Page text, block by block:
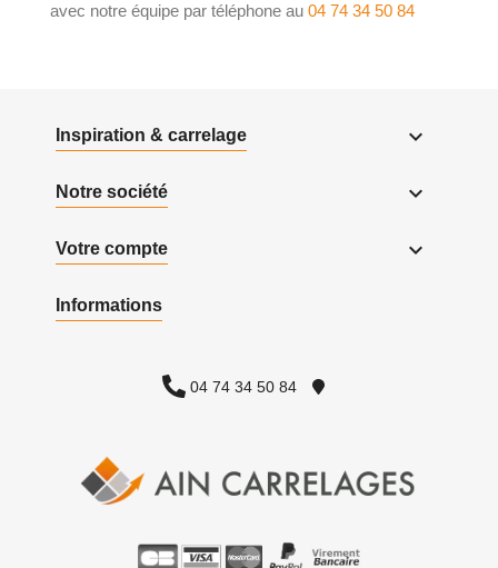
avec notre équipe par téléphone au 04 74 34 50 84
Inspiration & carrelage 
Notre société 
Votre compte 
Informations
04 74 34 50 84